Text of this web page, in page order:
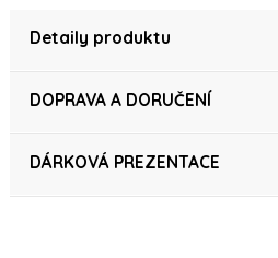
Detaily produktu
DOPRAVA A DORUČENÍ
DÁRKOVÁ PREZENTACE